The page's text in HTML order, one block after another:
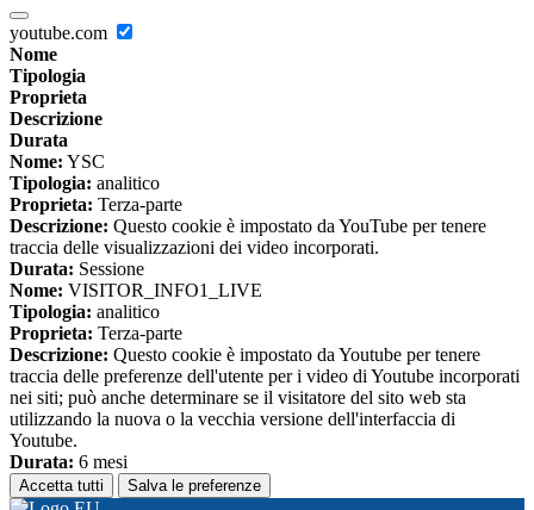
youtube.com
Nome
Tipologia
Proprieta
Descrizione
Durata
Nome: YSC
Tipologia: analitico
Proprieta: Terza-parte
Descrizione: Questo cookie è impostato da YouTube per tenere
traccia delle visualizzazioni dei video incorporati.
Durata: Sessione
Nome: VISITOR_INFO1_LIVE
Tipologia: analitico
Proprieta: Terza-parte
Descrizione: Questo cookie è impostato da Youtube per tenere
traccia delle preferenze dell'utente per i video di Youtube incorporati
nei siti; può anche determinare se il visitatore del sito web sta
utilizzando la nuova o la vecchia versione dell'interfaccia di
Youtube.
Durata: 6 mesi
Accetta tutti Salva le preferenze